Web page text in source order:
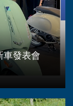
車發表會